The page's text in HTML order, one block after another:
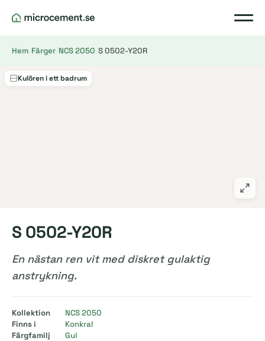
Hem Färger NCS 2050 S 0502-Y20R
Kulören i ett badrum
S 0502-Y20R
En nästan ren vit med diskret gulaktig
anstrykning.
Kollektion
NCS 2050
Finns i
Konkral
Färgfamilj
Gul